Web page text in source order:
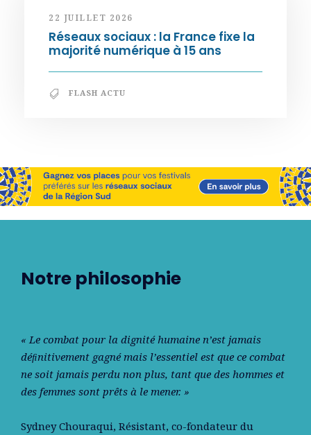
22 JUILLET 2026
Réseaux sociaux : la France fixe la
majorité numérique à 15 ans
FLASH ACTU
Notre philosophie
« Le combat pour la dignité humaine n’est jamais
déﬁnitivement gagné mais l’essentiel est que ce combat
ne soit jamais perdu non plus, tant que des hommes et
des femmes sont prêts à le mener. »
Sydney Chouraqui, Résistant, co-fondateur du